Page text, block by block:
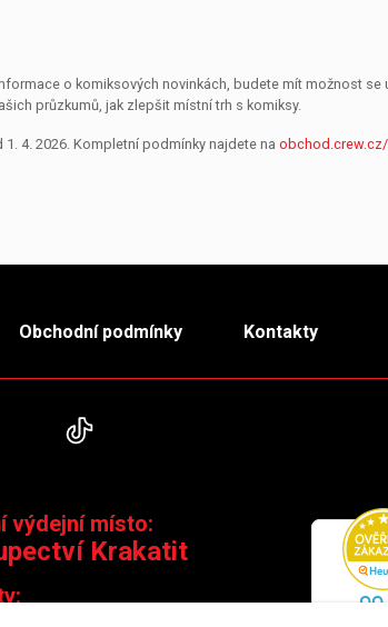
o komiksových novinkách, budete mít možnost se
průzkumů, jak zlepšit místní trh s komiksy.
4. 2026. Kompletní podmínky najdete na
Obchodní podmínky Kontakty
výdejní místo:
Krakatit